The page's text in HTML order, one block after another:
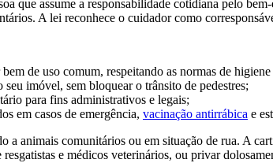
que assume a responsabilidade cotidiana pelo
A lei reconhece o cuidador como
de uso comum, respeitando as normas de
seu imóvel, sem bloquear o trânsito de pedestres;
para fins administrativos e legais;
em casos de emergência, vacinação antirrábica e
animais comunitários ou em situação de rua. A
e médicos veterinários, ou privar